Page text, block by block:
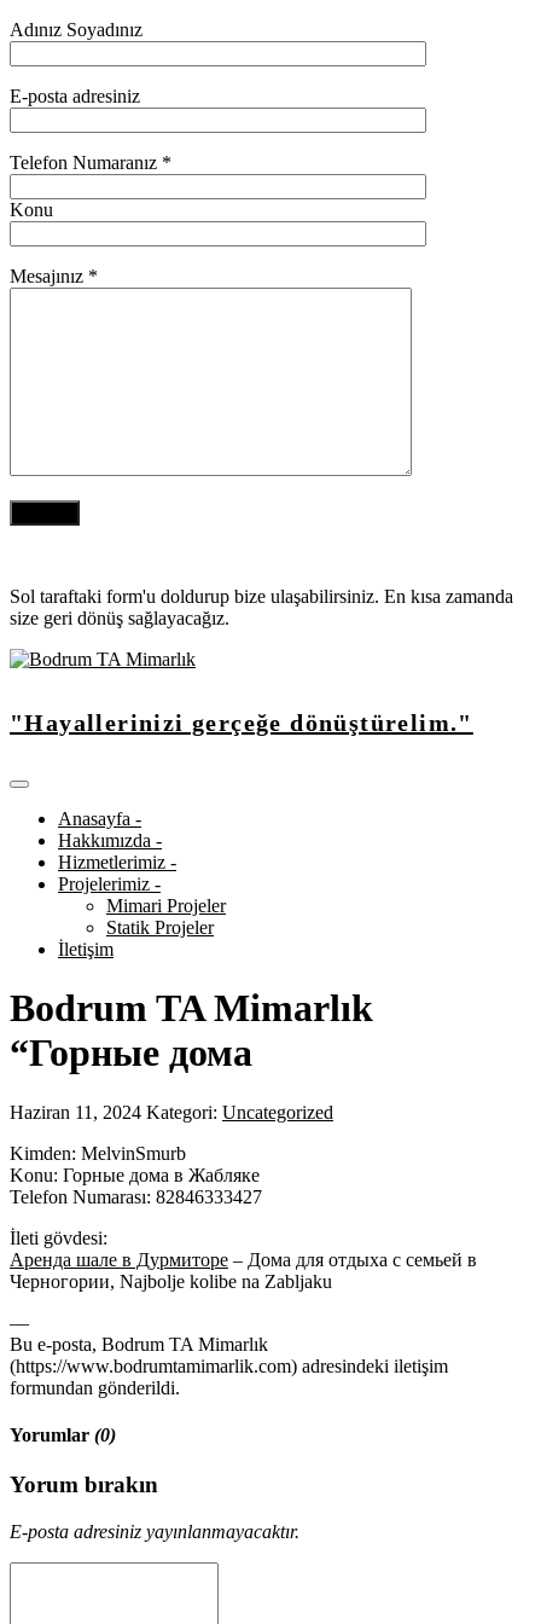
Adınız Soyadınız
E-posta adresiniz
Telefon Numaranız *
Konu
Mesajınız *
Sol taraftaki form'u doldurup bize ulaşabilirsiniz. En kısa zamanda
size geri dönüş sağlayacağız.
"Hayallerinizi gerçeğe dönüştürelim."
Anasayfa -
Hakkımızda -
Hizmetlerimiz -
Projelerimiz -
Mimari Projeler
Statik Projeler
İletişim
Bodrum TA Mimarlık
“Горные дома
Haziran 11, 2024 Kategori: Uncategorized
Kimden: MelvinSmurb
Konu: Горные дома в Жабляке
Telefon Numarası: 82846333427
İleti gövdesi:
Аренда шале в Дурмиторе – Дома для отдыха с семьей в
Черногории, Najbolje kolibe na Zabljaku
—
Bu e-posta, Bodrum TA Mimarlık
(https://www.bodrumtamimarlik.com) adresindeki iletişim
formundan gönderildi.
Yorumlar (0)
Yorum bırakın
E-posta adresiniz yayınlanmayacaktır.